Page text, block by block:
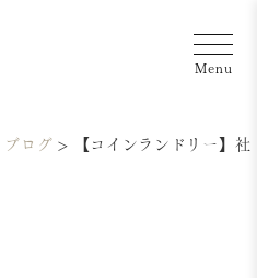
ブログ >
【コインランドリー】社